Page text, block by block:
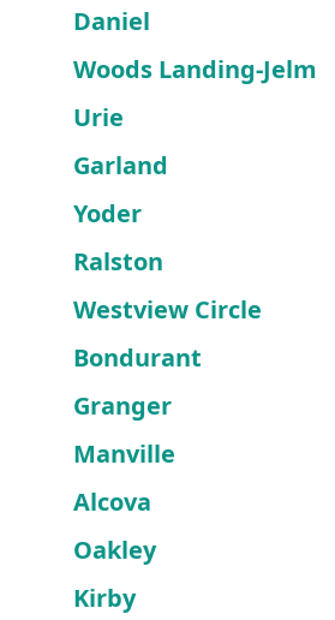
Daniel
Woods Landing-Jelm
Urie
Garland
Yoder
Ralston
Westview Circle
Bondurant
Granger
Manville
Alcova
Oakley
Kirby